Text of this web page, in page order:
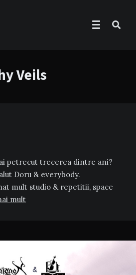
Veils
ai petrecut trecerea dintre ani?
Doru & everybody.
mult studio & repetitii, space
mult